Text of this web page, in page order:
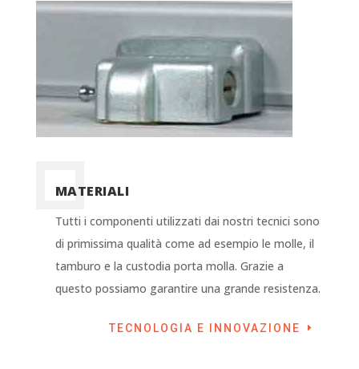
MATERIALI
Tutti i componenti utilizzati dai nostri tecnici sono
di primissima qualità come ad esempio le molle, il
tamburo e la custodia porta molla. Grazie a
questo possiamo garantire una grande resistenza.
TECNOLOGIA E INNOVAZIONE